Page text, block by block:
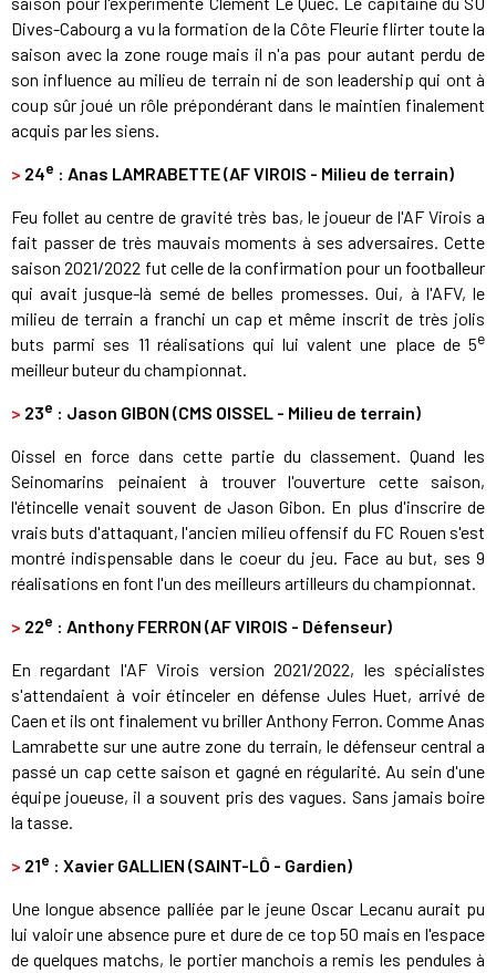
Dives-Cabourg a vu la formation de la Côte Fleurie flirter toute la
saison avec la zone rouge mais il n'a pas pour autant perdu de
son influence au milieu de terrain ni de son leadership qui ont à
coup sûr joué un rôle prépondérant dans le maintien finalement
acquis par les siens.
> 24e : Anas LAMRABETTE (AF VIROIS - Milieu de terrain)
Feu follet au centre de gravité très bas, le joueur de l'AF Virois a
fait passer de très mauvais moments à ses adversaires. Cette
saison 2021/2022 fut celle de la confirmation pour un footballeur
qui avait jusque-là semé de belles promesses. Oui, à l'AFV, le
milieu de terrain a franchi un cap et même inscrit de très jolis
buts parmi ses 11 réalisations qui lui valent une place de 5e
meilleur buteur du championnat.
> 23e : Jason GIBON (CMS OISSEL - Milieu de terrain)
Oissel en force dans cette partie du classement. Quand les
Seinomarins peinaient à trouver l'ouverture cette saison,
l'étincelle venait souvent de Jason Gibon. En plus d'inscrire de
vrais buts d'attaquant, l'ancien milieu offensif du FC Rouen s'est
montré indispensable dans le coeur du jeu. Face au but, ses 9
réalisations en font l'un des meilleurs artilleurs du championnat.
> 22e : Anthony FERRON (AF VIROIS - Défenseur)
En regardant l'AF Virois version 2021/2022, les spécialistes
s'attendaient à voir étinceler en défense Jules Huet, arrivé de
Caen et ils ont finalement vu briller Anthony Ferron. Comme Anas
Lamrabette sur une autre zone du terrain, le défenseur central a
passé un cap cette saison et gagné en régularité. Au sein d'une
équipe joueuse, il a souvent pris des vagues. Sans jamais boire
la tasse.
> 21e : Xavier GALLIEN (SAINT-LÔ - Gardien)
Une longue absence palliée par le jeune Oscar Lecanu aurait pu
lui valoir une absence pure et dure de ce top 50 mais en l'espace
de quelques matchs, le portier manchois a remis les pendules à